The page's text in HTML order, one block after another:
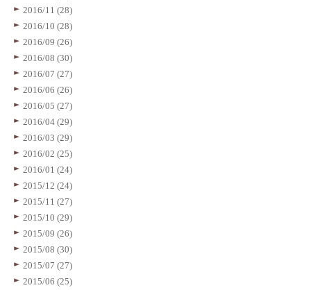
2016/11 (28)
2016/10 (28)
2016/09 (26)
2016/08 (30)
2016/07 (27)
2016/06 (26)
2016/05 (27)
2016/04 (29)
2016/03 (29)
2016/02 (25)
2016/01 (24)
2015/12 (24)
2015/11 (27)
2015/10 (29)
2015/09 (26)
2015/08 (30)
2015/07 (27)
2015/06 (25)